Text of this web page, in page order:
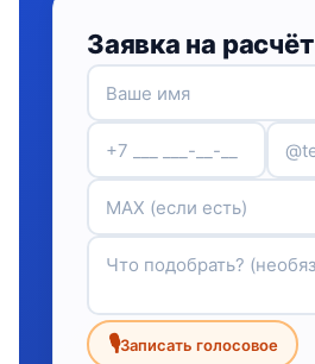
Заявка на расчёт
🎙Записать голосовое